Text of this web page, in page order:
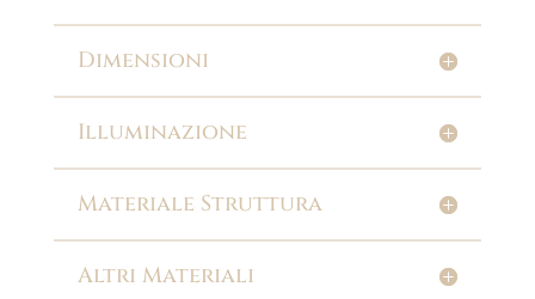
Dimensioni
Illuminazione
Materiale Struttura
Altri Materiali